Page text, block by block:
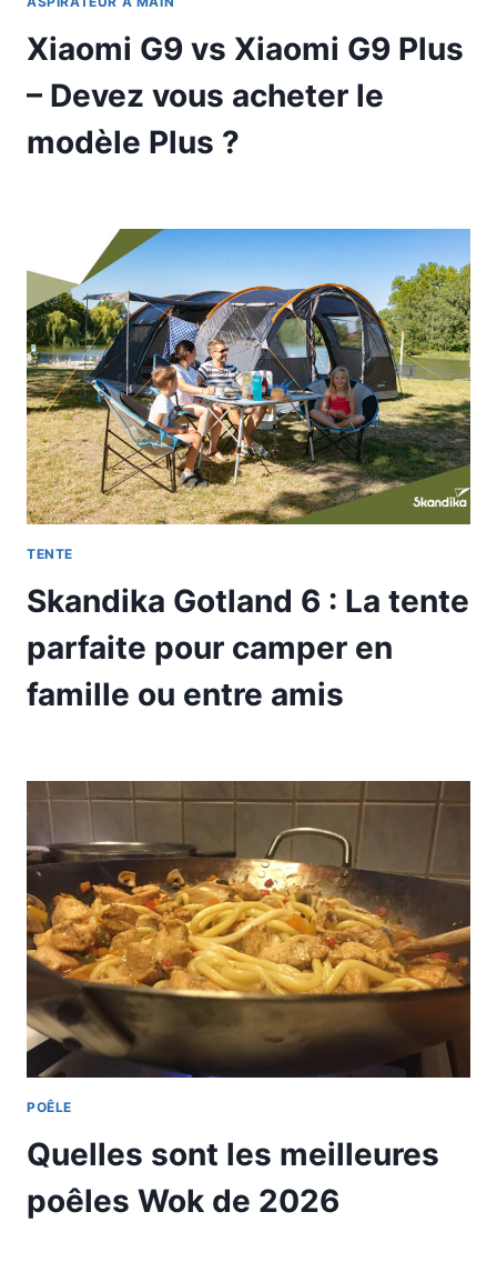
Xiaomi G9 vs Xiaomi G9 Plus
– Devez vous acheter le
modèle Plus ?
TENTE
Skandika Gotland 6 : La tente
parfaite pour camper en
famille ou entre amis
POÊLE
Quelles sont les meilleures
poêles Wok de 2026